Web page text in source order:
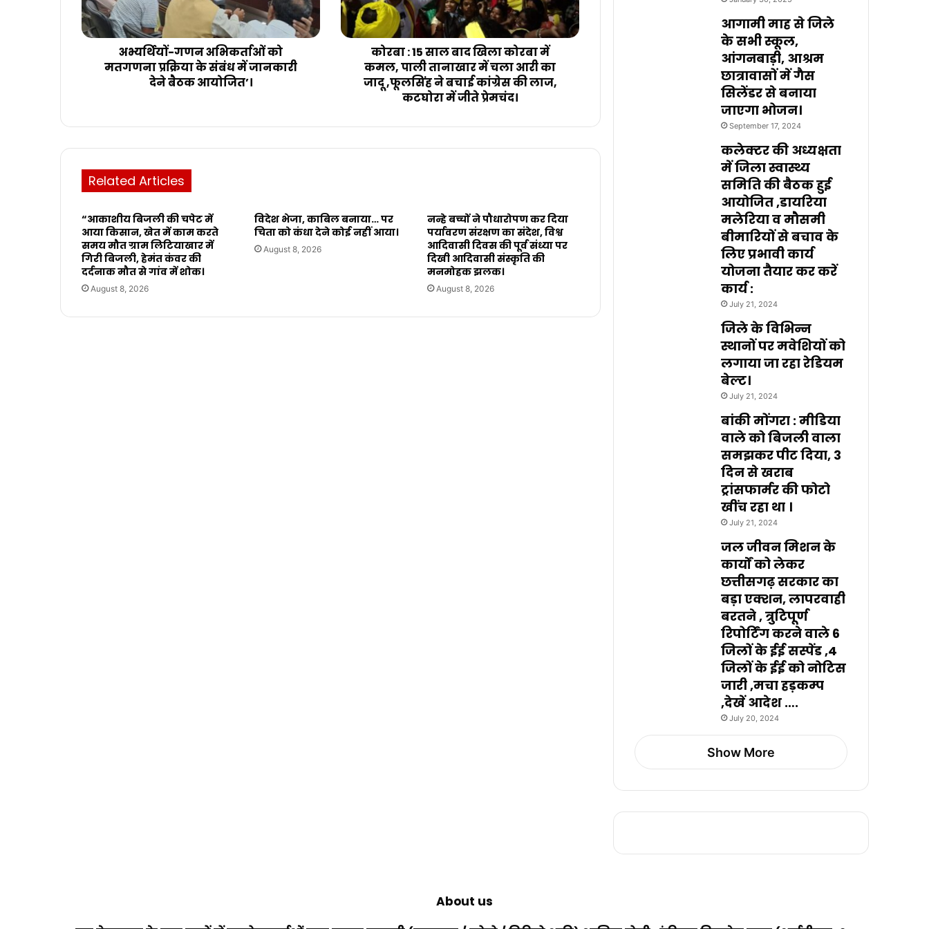
अभ्यर्थियों-गणन अभिकर्ताओं को
मतगणना प्रक्रिया के संबंध में जानकारी
देने बैठक आयोजित’।
कोरबा : 15 साल बाद खिला कोरबा में
कमल, पाली तानाखार में चला आरी का
जादू ,फूलसिंह ने बचाई कांग्रेस की लाज,
कटघोरा में जीते प्रेमचंद।
Related Articles
“आकाशीय बिजली की चपेट में
आया किसान, खेत में काम करते
समय मौत ग्राम लिटियाखार में
गिरी बिजली, हेमंत कंवर की
दर्दनाक मौत से गांव में शोक।
August 8, 2026
विदेश भेजा, काबिल बनाया… पर
चिता को कंधा देने कोई नहीं आया।
August 8, 2026
नन्हे बच्चों ने पौधारोपण कर दिया
पर्यावरण संरक्षण का संदेश, विश्व
आदिवासी दिवस की पूर्व संध्या पर
दिखी आदिवासी संस्कृति की
मनमोहक झलक।
August 8, 2026
आगामी माह से जिले
के सभी स्कूल,
आंगनबाड़ी, आश्रम
छात्रावासों में गैस
सिलेंडर से बनाया
जाएगा भोजन।
September 17, 2024
कलेक्टर की अध्यक्षता
में जिला स्वास्थ्य
समिति की बैठक हुई
आयोजित ,डायरिया
मलेरिया व मौसमी
बीमारियों से बचाव के
लिए प्रभावी कार्य
योजना तैयार कर करें
कार्य :
July 21, 2024
जिले के विभिन्न
स्थानों पर मवेशियों को
लगाया जा रहा रेडियम
बेल्ट।
July 21, 2024
बांकी मोंगरा : मीडिया
वाले को बिजली वाला
समझकर पीट दिया, 3
दिन से खराब
ट्रांसफार्मर की फोटो
खींच रहा था ।
July 21, 2024
जल जीवन मिशन के
कार्यों को लेकर
छत्तीसगढ़ सरकार का
बड़ा एक्शन, लापरवाही
बरतने , त्रुटिपूर्ण
रिपोर्टिंग करने वाले 6
जिलों के ईई सस्पेंड ,4
जिलों के ईई को नोटिस
जारी ,मचा हड़कम्प
,देखें आदेश ….
July 20, 2024
Show More
About us